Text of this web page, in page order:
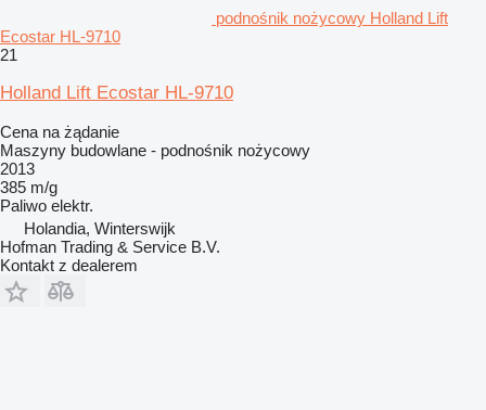
podnośnik nożycowy Holland Lift
Ecostar HL-9710
21
Holland Lift Ecostar HL-9710
Cena na żądanie
Maszyny budowlane - podnośnik nożycowy
2013
385 m/g
Paliwo elektr.
Holandia, Winterswijk
Hofman Trading & Service B.V.
Kontakt z dealerem